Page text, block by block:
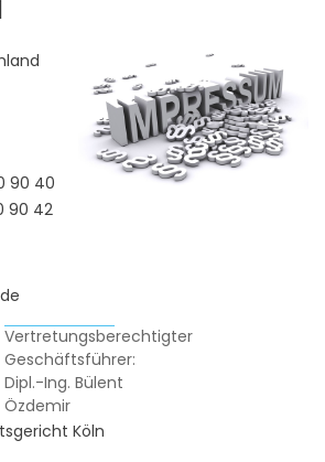
90 40
90 42
Vertretungsberechtigter
Geschäftsführer:
Dipl.-Ing. Bülent
Özdemir
Köln